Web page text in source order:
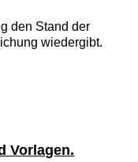
den Stand der
wiedergibt.
Vorlagen.